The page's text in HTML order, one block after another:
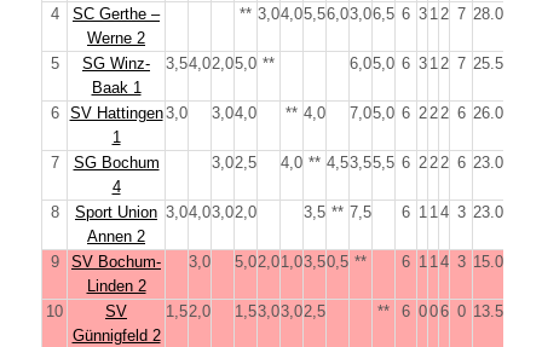
4
SC Gerthe –
Werne 2
** 3,04,05,56,03,06,5 6 3 12 7 28.0
5
SG Winz-
Baak 1
3,54,02,05,0 ** 6,05,0 6 3 12 7 25.5
6
SV Hattingen
1
3,0 3,04,0 ** 4,0 7,05,0 6 222 6 26.0
7
SG Bochum
4
3,02,5 4,0 ** 4,53,55,5 6 222 6 23.0
8
Sport Union
Annen 2
3,04,03,02,0 3,5 ** 7,5 6 1 14 3 23.0
9
SV Bochum-
Linden 2
3,0 5,02,01,03,50,5 ** 6 1 14 3 15.0
10
SV
Günnigfeld 2
1,52,0 1,53,03,02,5 ** 6 006 0 13.5